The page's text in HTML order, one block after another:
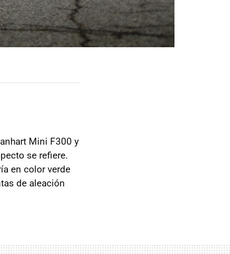
Mini F300 y
se refiere.
en color verde
de aleación